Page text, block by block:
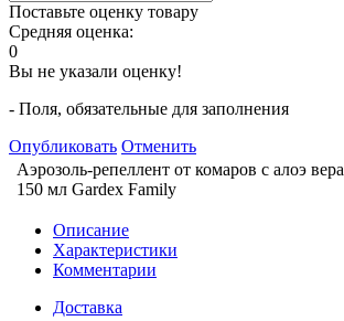
Поставьте оценку товару
Средняя оценка:
0
Вы не указали оценку!
- Поля, обязательные для заполнения
Опубликовать Отменить
Аэрозоль-репеллент от комаров с алоэ вера
150 мл Gardex Family
Описание
Характеристики
Комментарии
Доставка